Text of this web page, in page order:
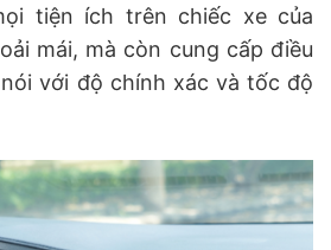
tiện ích trên chiếc xe của
mái, mà còn cung cấp điều
với độ chính xác và tốc độ